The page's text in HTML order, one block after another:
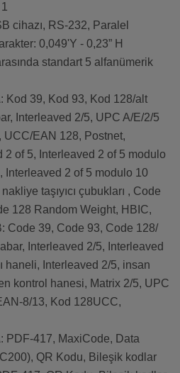
cihazı, RS-232, Paralel
0,049'Y - 0,23” H
standart 5 alfanümerik
Kod 39, Kod 93, Kod 128/alt
Interleaved 2/5, UPC A/E/2/5
EAN 128, Postnet,
2 of 5, Interleaved 2 of 5 modulo
Interleaved 2 of 5 modulo 10
taşıyıcı çubukları , Code
128 Random Weight, HBIC,
Code 39, Code 93, Code 128/
Interleaved 2/5, Interleaved
haneli, Interleaved 2/5, insan
kontrol hanesi, Matrix 2/5, UPC
8/13, Kod 128UCC,
PDF-417, MaxiCode, Data
QR Kodu, Bileşik kodlar